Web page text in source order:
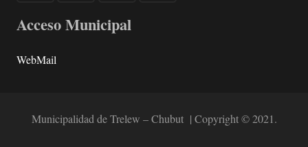
Acceso Municipal
WebMail
Municipalidad de Trelew – Chubut | Copyright © 2021.